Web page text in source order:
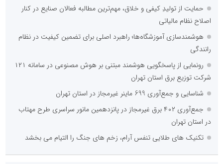
حمایت از تولیدِ کیفی و خلاق، مهم‌ترین مطالبه فعالان صنایع در کنار
اصلاح نظام مالیاتی
هوشمندسازی آموزشگاه‌ها؛ راهبرد اصلی برای تضمین کیفیت در نظام
رانندگی
رونمایی از پاسخگویی هوشمند مبتنی بر هوش مصنوعی در سامانه ۱۲۱
شرکت توزیع برق استان تهران
شناسایی و جمع‌آوری 699 ماینر غیرمجاز در استان تهران
جمع‌آوری ۴۰۲ برق غیرمجاز در پانزدهمین مانور سراسری طرح مهتاب
در استان تهران
تکنیک های طلایی تنفس آرام، زخم های جنگ را التیام می بخشد